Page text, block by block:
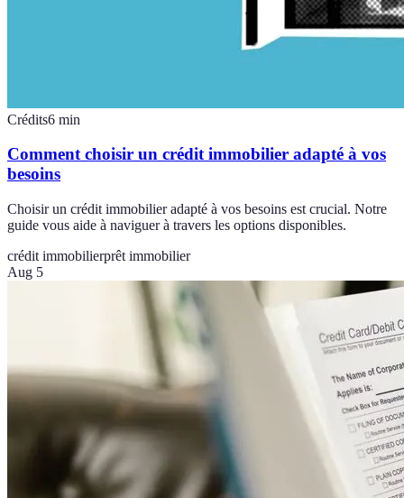
Crédits6 min
Comment choisir un crédit immobilier adapté à vos
besoins
Choisir un crédit immobilier adapté à vos besoins est crucial. Notre
guide vous aide à naviguer à travers les options disponibles.
crédit immobilierprêt immobilier
Aug 5